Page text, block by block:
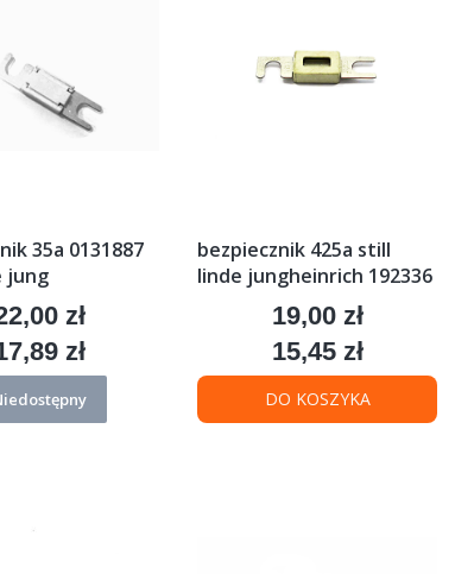
35a 0131887
jung
zł
zł
bezpiecznik 425a still
linde jungheinrich 192336
Cena
19,00 zł
Cena
15,45 zł
DO KOSZYKA